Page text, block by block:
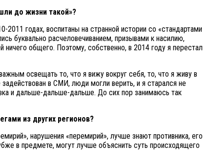
до жизни такой»?
годах, воспитаны на странной истории со «стандартами
буквально расчеловечиванием, призывами к насилию,
общего. Поэтому, собственно, в 2014 году я перестал
освещать то, что я вижу вокруг себя, то, что я живу в
в СМИ, люди могли верить, и я старался не
и дальше-дальше-дальше. До сих пор занимаюсь так
из других регионов?
нарушения «перемирий», лучше знают противника, его
в предмете, могут лучше объяснить суть происходящего